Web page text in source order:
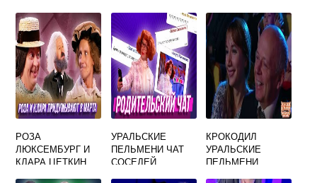
РОЗА
ЛЮКСЕМБУРГ И
КЛАРА ЦЕТКИН
УРАЛЬСКИЕ
ПЕЛЬМЕНИ ЧАТ
СОСЕДЕЙ
КРОКОДИЛ
УРАЛЬСКИЕ
ПЕЛЬМЕНИ